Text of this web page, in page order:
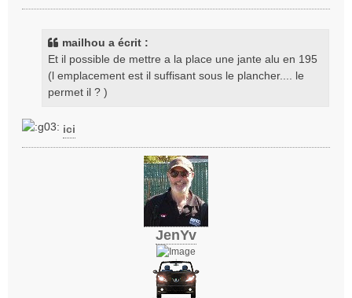
e
mailhou a écrit :
Et il possible de mettre a la place une jante alu en 195
(l emplacement est il suffisant sous le plancher.... le
permet il ? )
ici
JenYv